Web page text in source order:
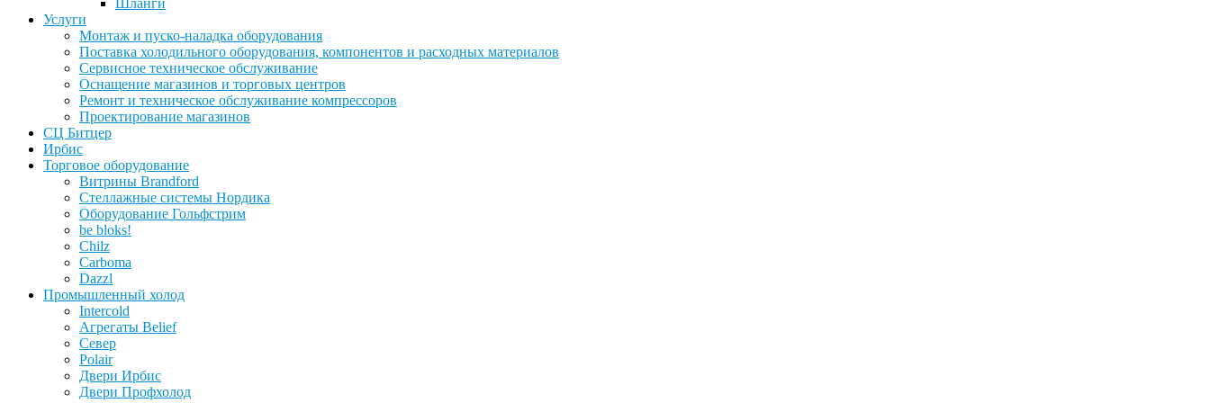
Шланги
Услуги
Монтаж и пуско-наладка оборудования
Поставка холодильного оборудования, компонентов и расходных материалов
Сервисное техническое обслуживание
Оснащение магазинов и торговых центров
Ремонт и техническое обслуживание компрессоров
Проектирование магазинов
СЦ Битцер
Ирбис
Торговое оборудование
Витрины Brandford
Стеллажные системы Нордика
Оборудование Гольфстрим
be bloks!
Chilz
Carboma
Dazzl
Промышленный холод
Intercold
Агрегаты Belief
Север
Polair
Двери Ирбис
Двери Профхолод